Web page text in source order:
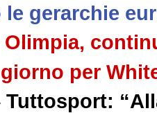
gerarchie
Olimpia,
per
Tuttosport: